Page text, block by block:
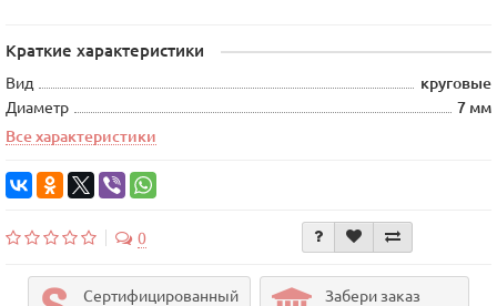
Краткие характеристики
Вид
круговые
Диаметр
7 мм
Все характеристики
0
Сертифицированный
Забери заказ